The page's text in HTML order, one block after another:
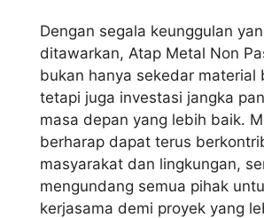
Dengan segala keunggulan
ditawarkan, Atap Metal Non
bukan hanya sekedar material
tetapi juga investasi jangka
masa depan yang lebih baik.
berharap dapat terus
masyarakat dan lingkungan,
mengundang semua pihak
kerjasama demi proyek yang